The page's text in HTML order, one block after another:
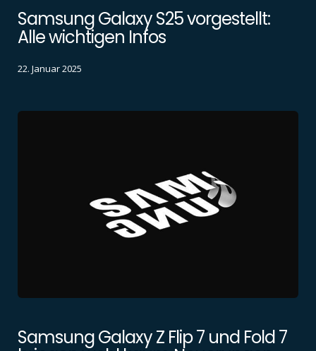
Samsung Galaxy S25 vorgestellt:
Alle wichtigen Infos
22. Januar 2025
Samsung Galaxy Z Flip 7 und Fold 7